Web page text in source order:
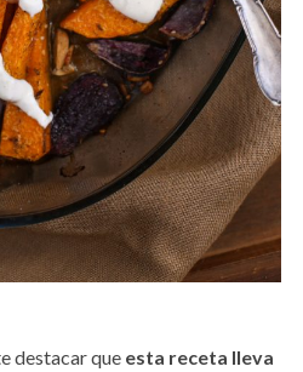
destacar que esta receta lleva